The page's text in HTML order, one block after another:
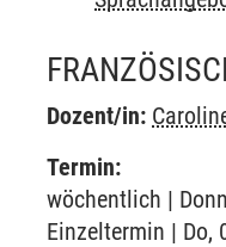
Dozent/in:
Termin:
wöchentlich |
Einzeltermin | Do,